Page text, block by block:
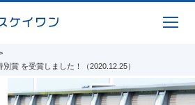
賞 を受賞しました！（2020.12.25）